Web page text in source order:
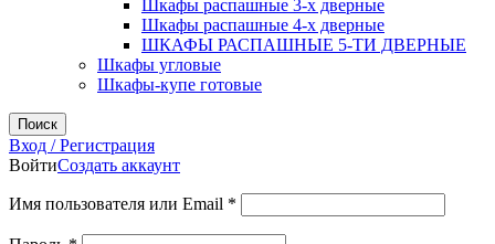
Шкафы распашные 3-х дверные
Шкафы распашные 4-х дверные
ШКАФЫ РАСПАШНЫЕ 5-ТИ ДВЕРНЫЕ
Шкафы угловые
Шкафы-купе готовые
Поиск
Вход / Регистрация
ВойтиСоздать аккаунт
Имя пользователя или Email *